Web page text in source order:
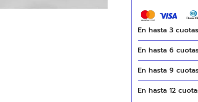
En hasta 3
En hasta 6
En hasta 9
En hasta 12